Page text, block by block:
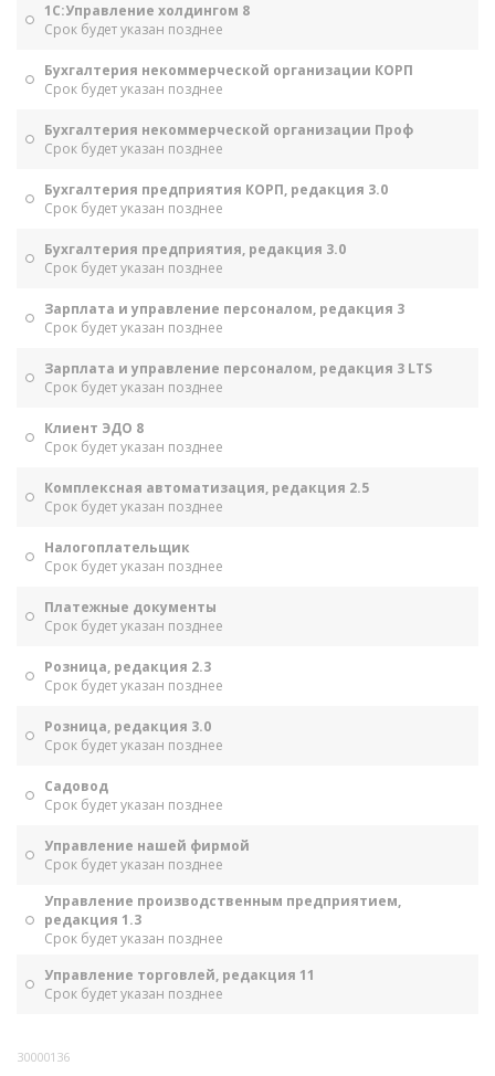
1С:Управление холдингом 8
Срок будет указан позднее
Бухгалтерия некоммерческой организации КОРП
Срок будет указан позднее
Бухгалтерия некоммерческой организации Проф
Срок будет указан позднее
Бухгалтерия предприятия КОРП, редакция 3.0
Срок будет указан позднее
Бухгалтерия предприятия, редакция 3.0
Срок будет указан позднее
Зарплата и управление персоналом, редакция 3
Срок будет указан позднее
Зарплата и управление персоналом, редакция 3 LTS
Срок будет указан позднее
Клиент ЭДО 8
Срок будет указан позднее
Комплексная автоматизация, редакция 2.5
Срок будет указан позднее
Налогоплательщик
Срок будет указан позднее
Платежные документы
Срок будет указан позднее
Розница, редакция 2.3
Срок будет указан позднее
Розница, редакция 3.0
Срок будет указан позднее
Садовод
Срок будет указан позднее
Управление нашей фирмой
Срок будет указан позднее
Управление производственным предприятием,
редакция 1.3
Срок будет указан позднее
Управление торговлей, редакция 11
Срок будет указан позднее
30000136